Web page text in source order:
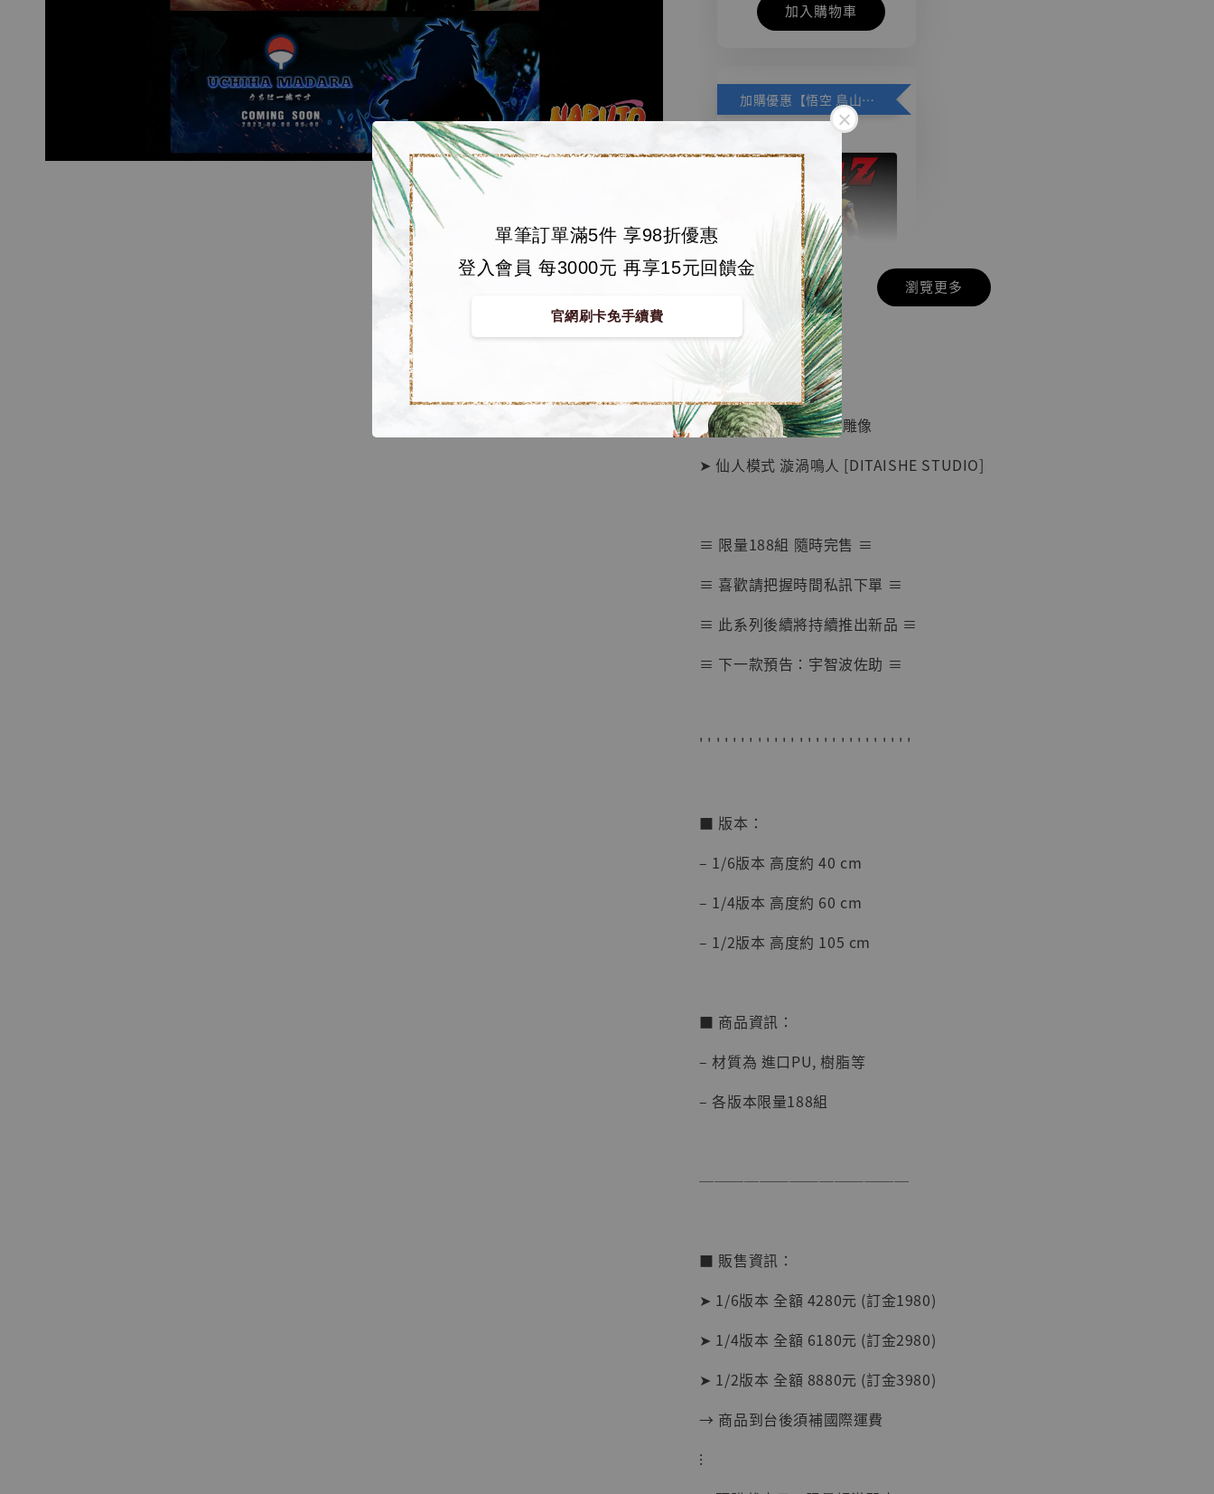
單筆訂單滿5件 享98折優惠
登入會員 每3000元 再享15元回饋金
官網刷卡免手續費
加入購物車
加購優惠【悟空 鳥山明紀念款 [奇蹟工作室]】
【店內現貨】七龍珠
系列蒐藏雕像 悟空
鳥山明紀念款 [奇蹟
工作室]
NT$ 4,280
-
加購優惠【海賊王 布魯克達摩 [7STARS Studio]】
系列蒐藏雕像 布魯
克達摩 [7STARS
Studio]
NT$ 1,870
【現貨】
BJSTUDIO 1/6系列
可動蒐藏人偶 讓子
彈飛 鵝城縣長 張麻
子 [BK01]
瀏覽更多
🏝【無人島玩具】
■ 火影忍者 系列蒐藏雕像
➤ 仙人模式 漩渦鳴人 [DITAISHE STUDIO]
≡ 限量188組 隨時完售 ≡
≡ 喜歡請把握時間私訊下單 ≡
≡ 此系列後續將持續推出新品 ≡
≡ 下一款預告：宇智波佐助 ≡
' ' ' ' ' ' ' ' ' ' ' ' ' ' ' ' ' ' ' ' ' ' ' ' ' '
■ 版本：
– 1/6版本 高度約 40 cm
– 1/4版本 高度約 60 cm
– 1/2版本 高度約 105 cm
■ 商品資訊：
– 材質為 進口PU, 樹脂等
– 各版本限量188組
──────────────
■ 販售資訊：
➤ 1/6版本 全額 4280元 (訂金1980)
➤ 1/4版本 全額 6180元 (訂金2980)
➤ 1/2版本 全額 8880元 (訂金3980)
→ 商品到台後須補國際運費
⁝